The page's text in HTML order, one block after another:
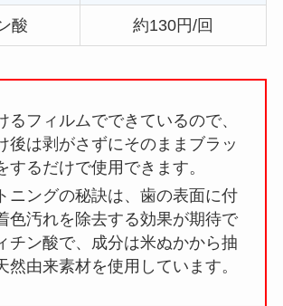
酸 約130円/回
るフィルムでできているので、
後は剥がさずにそのままブラッ
するだけで使用できます。
ニングの秘訣は、歯の表面に付
色汚れを除去する効果が期待で
チン酸で、成分は米ぬかから抽
然由来素材を使用しています。